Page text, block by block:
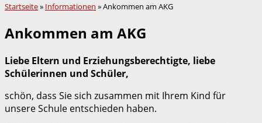
Startseite» Informationen »Ankommen am AKG
Ankommen am AKG
Liebe Eltern und Erziehungsberechtigte, liebe
Schülerinnen und Schüler,
schön, dass Sie sich zusammen mit Ihrem Kind für
unsere Schule entschieden haben.